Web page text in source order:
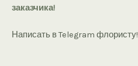
заказчика!
Написать в Telegram флористу!